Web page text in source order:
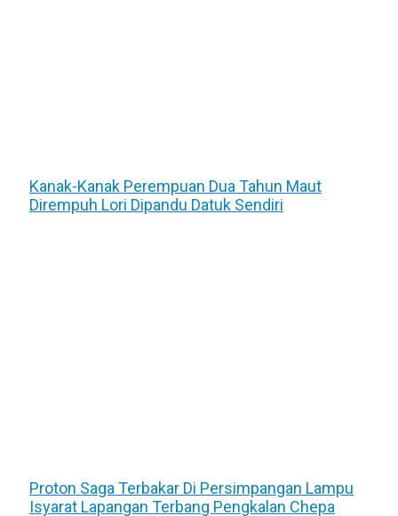
Kanak-Kanak Perempuan Dua Tahun Maut
Dirempuh Lori Dipandu Datuk Sendiri
Proton Saga Terbakar Di Persimpangan Lampu
Isyarat Lapangan Terbang Pengkalan Chepa